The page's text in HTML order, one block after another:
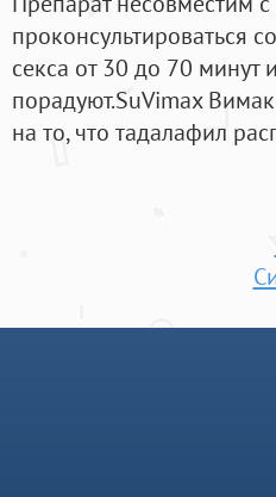
проконсультироваться
секса от 30 до 70 минут
порадуют.SuVimax
на то, что тадалафил